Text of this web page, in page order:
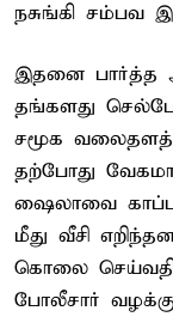
நசுங்கி சம்பவ
இதனை பார்த்த
தங்களது
சமூக
தற்போது
ஷைலாவை
மீது வீசி
கொலை செய்வதில்
போலீசார்